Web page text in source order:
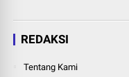
REDAKSI
Tentang Kami